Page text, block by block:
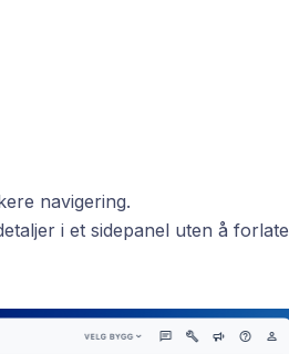
navigering.
i et sidepanel uten å forlate